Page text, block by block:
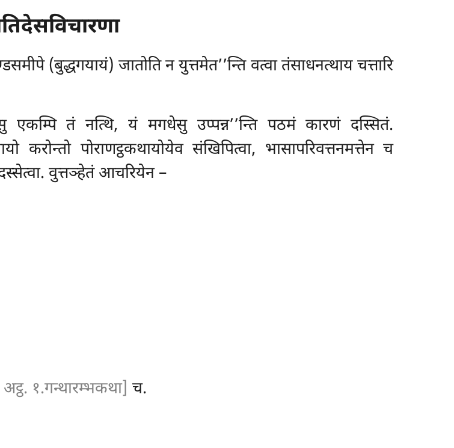
(बुद्धगयायं) जातोति न युत्तमेत’’न्ति वत्वा तंसाधनत्थाय चत्तारि
एकम्पि तं नत्थि, यं मगधेसु उप्पन्न’’न्ति पठमं कारणं दस्सितं.
करोन्तो पोराणट्ठकथायोयेवसंखिपित्वा, भासापरिवत्तनमत्तेन च
वुत्तञ्हेतं आचरियेन –
अट्ठ. १.गन्थारम्भकथा] च.